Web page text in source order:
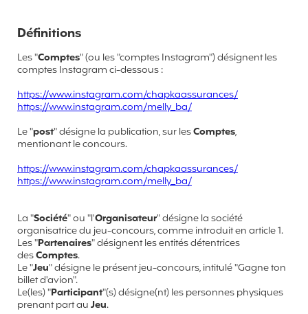
Définitions
Les "Comptes" (ou les "comptes Instagram") désignent les
comptes Instagram ci-dessous :
https://www.instagram.com/chapkaassurances/
https://www.instagram.com/melly_ba/
Le "post" désigne la publication, sur lesComptes,
mentionant le concours.
https://www.instagram.com/chapkaassurances/
https://www.instagram.com/melly_ba/
La "Société" ou "l'Organisateur" désigne la société
organisatrice du jeu-concours, comme introduit en article 1.
Les "Partenaires" désignent les entités détentrices
desComptes.
Le "Jeu" désigne le présent jeu-concours, intitulé "Gagne ton
billet d'avion".
Le(les) "Participant"(s) désigne(nt) les personnes physiques
prenant part auJeu.